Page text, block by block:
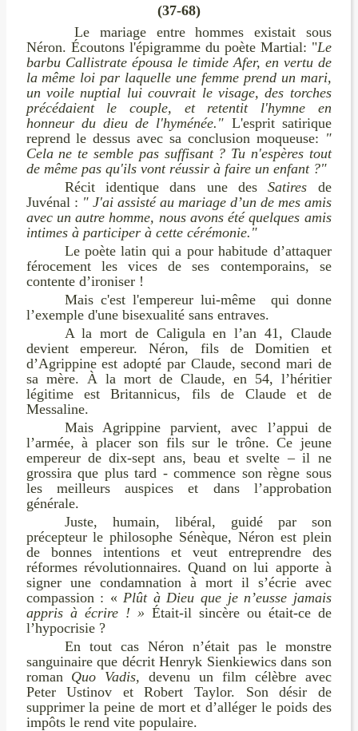
(37-68)
Le mariage entre hommes existait sous
Néron. Écoutons l'épigramme du poète Martial: "Le
barbu Callistrate épousa le timide Afer, en vertu de
la même loi par laquelle une femme prend un mari,
un voile nuptial lui couvrait le visage, des torches
précédaient le couple, et retentit l'hymne en
honneur du dieu de l'hyménée." L'esprit satirique
reprend le dessus avec sa conclusion moqueuse: "
Cela ne te semble pas suffisant ? Tu n'espères tout
de même pas qu'ils vont réussir à faire un enfant ?"
Récit identique dans une desSatires de
Juvénal : " J'ai assisté au mariage d’un de mes amis
avec un autre homme, nous avons été quelques amis
intimes à participer à cette cérémonie."
Le poète latin qui a pour habitude d’attaquer
férocement les vices de ses contemporains, se
contente d’ironiser !
Mais c'est l'empereur lui-même qui donne
l’exemple d'une bisexualité sans entraves.
A la mort de Caligula en l’an 41, Claude
devient empereur. Néron, fils de Domitien et
d’Agrippine est adopté par Claude, second mari de
sa mère. À la mort de Claude, en 54, l’héritier
légitime est Britannicus, fils de Claude et de
Messaline.
Mais Agrippine parvient, avec l’appui de
l’armée, à placer son fils sur le trône. Ce jeune
empereur de dix-sept ans, beau et svelte – il ne
grossira que plus tard - commence son règne sous
les meilleurs auspices et dans l’approbation
générale.
Juste, humain, libéral, guidé par son
précepteur le philosophe Sénèque, Néron est plein
de bonnes intentions et veut entreprendre des
réformes révolutionnaires. Quand on lui apporte à
signer une condamnation à mort il s’écrie avec
compassion : « Plût à Dieu que je n’eusse jamais
appris à écrire ! » Était-il sincère ou était-ce de
l’hypocrisie ?
En tout cas Néron n’était pas le monstre
sanguinaire que décrit Henryk Sienkiewics dans son
roman Quo Vadis,devenu un film célèbre avec
Peter Ustinov et Robert Taylor. Son désir de
supprimer la peine de mort et d’alléger le poids des
impôts le rend vite populaire.